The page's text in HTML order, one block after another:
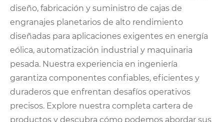
diseño, fabricación y suministro de cajas de
engranajes planetarios de alto rendimiento
diseñadas para aplicaciones exigentes en energía
eólica, automatización industrial y maquinaria
pesada. Nuestra experiencia en ingeniería
garantiza componentes confiables, eficientes y
duraderos que enfrentan desafíos operativos
precisos. Explore nuestra completa cartera de
productos y descubra cómo podemos abordar sus